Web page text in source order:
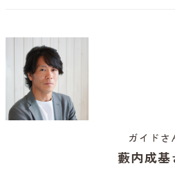
ガイドさ
藪内成基